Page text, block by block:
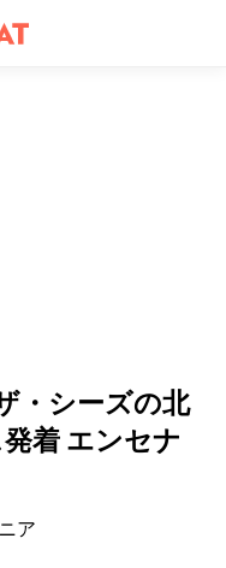
・シーズの北
着 エンセナ
ア